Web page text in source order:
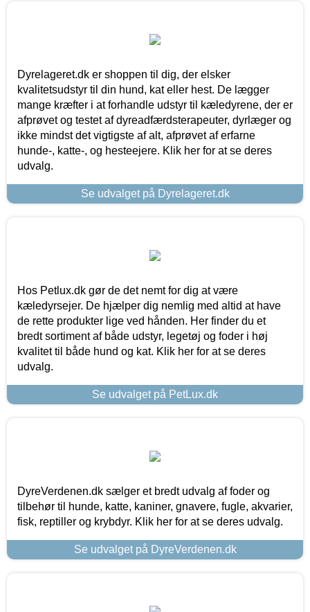
Dyrelageret.dk er shoppen til dig, der elsker
kvalitetsudstyr til din hund, kat eller hest. De lægger
mange kræfter i at forhandle udstyr til kæledyrene, der er
afprøvet og testet af dyreadfærdsterapeuter, dyrlæger og
ikke mindst det vigtigste af alt, afprøvet af erfarne
hunde-, katte-, og hesteejere. Klik her for at se deres
udvalg.
Se udvalget på Dyrelageret.dk
Hos Petlux.dk gør de det nemt for dig at være
kæledyrsejer. De hjælper dig nemlig med altid at have
de rette produkter lige ved hånden. Her finder du et
bredt sortiment af både udstyr, legetøj og foder i høj
kvalitet til både hund og kat. Klik her for at se deres
udvalg.
Se udvalget på PetLux.dk
DyreVerdenen.dk sælger et bredt udvalg af foder og
tilbehør til hunde, katte, kaniner, gnavere, fugle, akvarier,
fisk, reptiller og krybdyr. Klik her for at se deres udvalg.
Se udvalget på DyreVerdenen.dk